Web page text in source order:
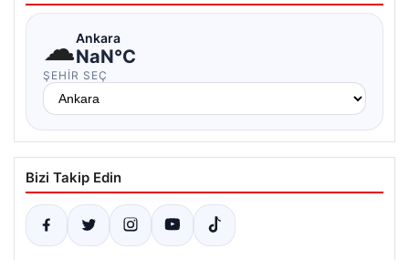
☁Ankara
NaN°C
ŞEHIR SEÇ
Bizi Takip Edin